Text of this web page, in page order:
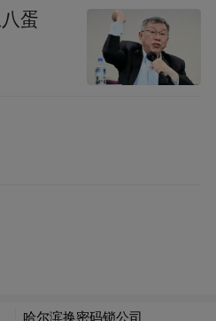
是指空机重量不超过4
超过7千克，最大平飞
小时，具备符合空域管
随时人工介入操控的无
蛋